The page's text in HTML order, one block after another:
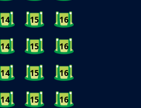
14 15
16
14 15
16
14 15
16
14 15 16